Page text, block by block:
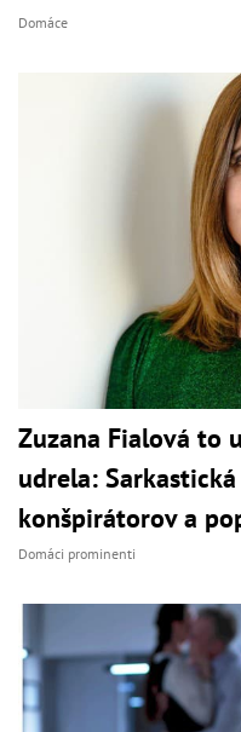
Domáce
Zuzana Fialová to
udrela: Sarkastická
konšpirátorov a
Domáci prominenti